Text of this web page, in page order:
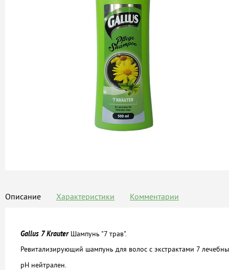
Описание Характеристики Комментарии
Gallus 7 KrauterШампунь "7 трав".
Ревитализирующий шампунь для волос с экстрактами 7
pH нейтрален.